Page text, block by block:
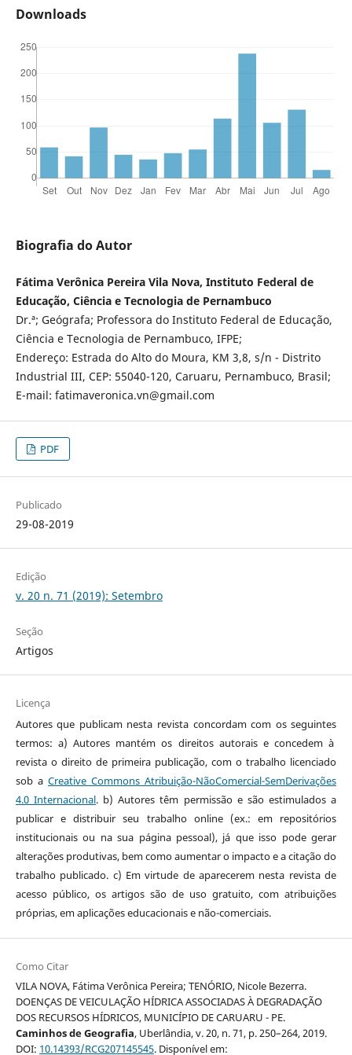
Downloads
Biografia do Autor
Fátima Verônica Pereira Vila Nova, Instituto Federal de
Educação, Ciência e Tecnologia de Pernambuco
Dr.ª; Geógrafa; Professora do Instituto Federal de Educação,
Ciência e Tecnologia de Pernambuco, IFPE;
Endereço: Estrada do Alto do Moura, KM 3,8, s/n - Distrito
Industrial III, CEP: 55040-120, Caruaru, Pernambuco, Brasil;
E-mail: fatimaveronica.vn@gmail.com
PDF
Publicado
29-08-2019
Edição
v. 20 n. 71 (2019): Setembro
Seção
Artigos
Licença
Autores que publicam nesta revista concordam com os seguintes
termos: a) Autores mantém os direitos autorais e concedem à
revista o direito de primeira publicação, com o trabalho licenciado
sob a Creative Commons Atribuição-NãoComercial-SemDerivações
4.0 Internacional. b) Autores têm permissão e são estimulados a
publicar e distribuir seu trabalho online (ex.: em repositórios
institucionais ou na sua página pessoal), já que isso pode gerar
alterações produtivas, bem como aumentar o impacto e a citação do
trabalho publicado. c) Em virtude de aparecerem nesta revista de
acesso público, os artigos são de uso gratuito, com atribuições
próprias, em aplicações educacionais e não-comerciais.
Como Citar
VILA NOVA, Fátima Verônica Pereira; TENÓRIO, Nicole Bezerra.
DOENÇAS DE VEICULAÇÃO HÍDRICA ASSOCIADAS À DEGRADAÇÃO
DOS RECURSOS HÍDRICOS, MUNICÍPIO DE CARUARU - PE.
Caminhos de Geografia, Uberlândia, v. 20, n. 71, p. 250–264, 2019.
DOI: 10.14393/RCG207145545. Disponível em: